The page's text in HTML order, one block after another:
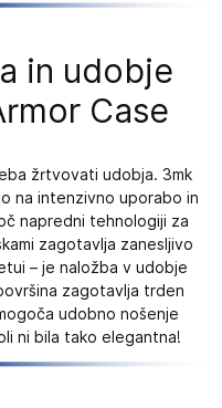
in udobje
Case
žrtvovati udobja. 3mk
na intenzivno uporabo in
napredni tehnologiji za
zagotavlja zanesljivo
– je naložba v udobje
zagotavlja trden
udobno nošenje
ni bila tako elegantna!